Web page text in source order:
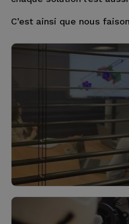
C’est ainsi que nous
Conception &
Lire plus